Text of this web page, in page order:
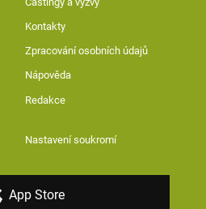
Kontakty
Zpracování osobních údajů
Nápověda
Redakce
Nastavení soukromí
App Store